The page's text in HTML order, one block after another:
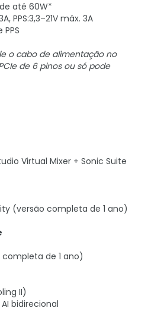
até 60W*
PPS:3,3–21V máx. 3A
o cabo de alimentação no
de 6 pinos ou só pode
Virtual Mixer + Sonic Suite
(versão completa de 1 ano)
de 1 ano)
II)
bidirecional